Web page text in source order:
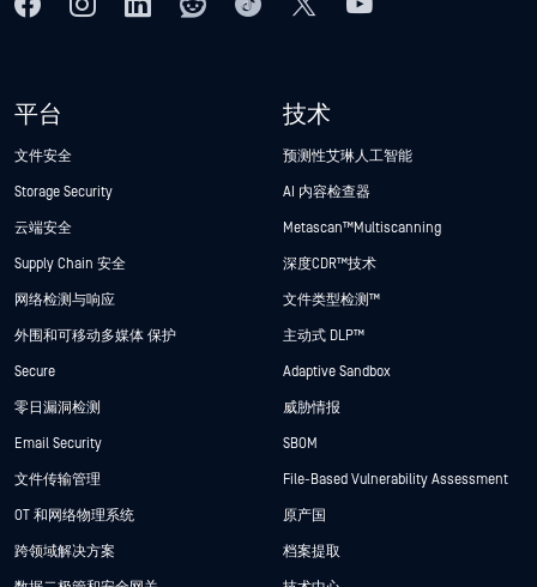
平台
文件安全
Storage Security
云端安全
Supply Chain 安全
网络检测与响应
外围和可移动多媒体 保护
Secure
零日漏洞检测
Email Security
文件传输管理
OT 和网络物理系统
跨领域解决方案
技术
预测性艾琳人工智能
AI 内容检查器
Metascan™ Multiscanning
深度CDR™技术
文件类型检测™
主动式 DLP™
Adaptive Sandbox
威胁情报
SBOM
File-Based Vulnerability Assessment
原产国
档案提取